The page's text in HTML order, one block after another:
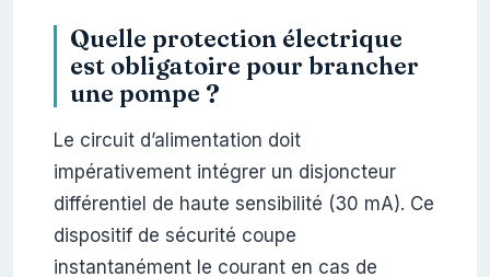
Quelle protection électrique
est obligatoire pour brancher
une pompe ?
Le circuit d’alimentation doit
impérativement intégrer un disjoncteur
différentiel de haute sensibilité (30 mA). Ce
dispositif de sécurité coupe
instantanément le courant en cas de